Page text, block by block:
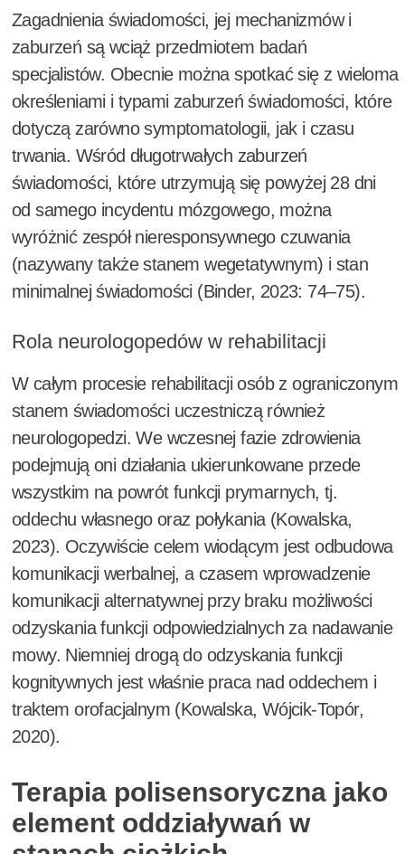
Zagadnienia świadomości, jej mechanizmów i
zaburzeń są wciąż przedmiotem badań
specjalistów. Obecnie można spotkać się z wieloma
określeniami i typami zaburzeń świadomości, które
dotyczą zarówno symptomatologii, jak i czasu
trwania. Wśród długotrwałych zaburzeń
świadomości, które utrzymują się powyżej 28 dni
od samego incydentu mózgowego, można
wyróżnić zespół nieresponsywnego czuwania
(nazywany także stanem wegetatywnym) i stan
minimalnej świadomości (Binder, 2023: 74–75).
Rola neurologopedów w rehabilitacji
W całym procesie rehabilitacji osób z ograniczonym
stanem świadomości uczestniczą również
neurologopedzi. We wczesnej fazie zdrowienia
podejmują oni działania ukierunkowane przede
wszystkim na powrót funkcji prymarnych, tj.
oddechu własnego oraz połykania (Kowalska,
2023). Oczywiście celem wiodącym jest odbudowa
komunikacji werbalnej, a czasem wprowadzenie
komunikacji alternatywnej przy braku możliwości
odzyskania funkcji odpowiedzialnych za nadawanie
mowy. Niemniej drogą do odzyskania funkcji
kognitywnych jest właśnie praca nad oddechem i
traktem orofacjalnym (Kowalska, Wójcik-Topór,
2020).
Terapia polisensoryczna jako
element oddziaływań w